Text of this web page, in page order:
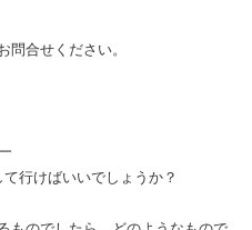
問合せください。
行けばいいでしょうか？